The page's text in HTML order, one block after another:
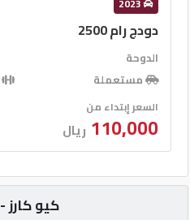
2023
دودج رام 2500
الدوحة
مستعملة
السعر إبتداء من
110,000 ريال
كيو كارز - Qcars